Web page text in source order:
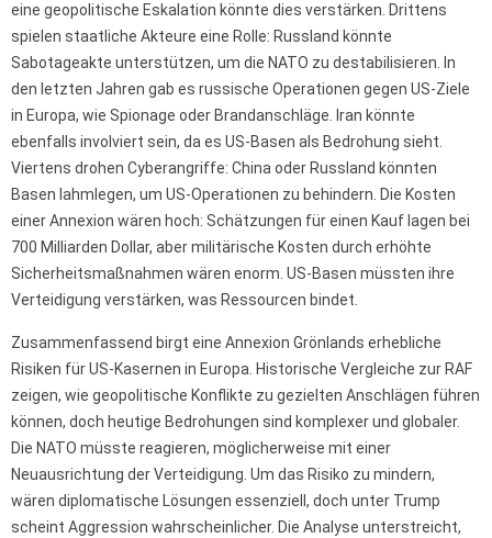
eine geopolitische Eskalation könnte dies verstärken. Drittens
spielen staatliche Akteure eine Rolle: Russland könnte
Sabotageakte unterstützen, um die NATO zu destabilisieren. In
den letzten Jahren gab es russische Operationen gegen US-Ziele
in Europa, wie Spionage oder Brandanschläge. Iran könnte
ebenfalls involviert sein, da es US-Basen als Bedrohung sieht.
Viertens drohen Cyberangriffe: China oder Russland könnten
Basen lahmlegen, um US-Operationen zu behindern. Die Kosten
einer Annexion wären hoch: Schätzungen für einen Kauf lagen bei
700 Milliarden Dollar, aber militärische Kosten durch erhöhte
Sicherheitsmaßnahmen wären enorm. US-Basen müssten ihre
Verteidigung verstärken, was Ressourcen bindet.
Zusammenfassend birgt eine Annexion Grönlands erhebliche
Risiken für US-Kasernen in Europa. Historische Vergleiche zur RAF
zeigen, wie geopolitische Konflikte zu gezielten Anschlägen führen
können, doch heutige Bedrohungen sind komplexer und globaler.
Die NATO müsste reagieren, möglicherweise mit einer
Neuausrichtung der Verteidigung. Um das Risiko zu mindern,
wären diplomatische Lösungen essenziell, doch unter Trump
scheint Aggression wahrscheinlicher. Die Analyse unterstreicht,